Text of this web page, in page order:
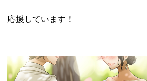
応援しています！